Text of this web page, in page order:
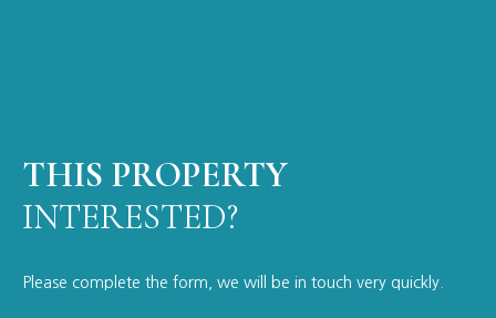
THIS PROPERTY
INTERESTED?
Please complete the form, we will be in touch very quickly.